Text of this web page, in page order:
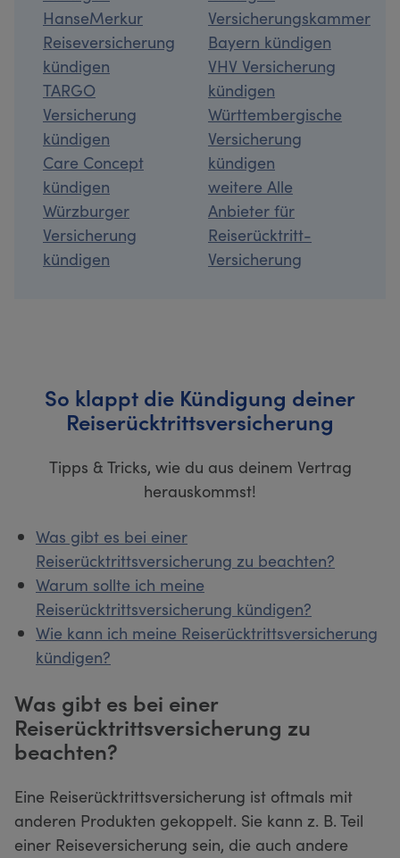
HanseMerkur
Reiseversicherung
kündigen
TARGO
Versicherung
kündigen
Care Concept
kündigen
Würzburger
Versicherung
kündigen
Versicherungskammer
Bayern kündigen
VHV Versicherung
kündigen
Württembergische
Versicherung
kündigen
weitere Alle
Anbieter für
Reiserücktritt-
Versicherung
So klappt die Kündigung deiner
Reiserücktrittsversicherung
Tipps & Tricks, wie du aus deinem Vertrag
herauskommst!
Was gibt es bei einer
Reiserücktrittsversicherung zu beachten?
Warum sollte ich meine
Reiserücktrittsversicherung kündigen?
Wie kann ich meine Reiserücktrittsversicherung
kündigen?
Was gibt es bei einer
Reiserücktrittsversicherung zu
beachten?
Eine Reiserücktrittsversicherung ist oftmals mit
anderen Produkten gekoppelt. Sie kann z. B. Teil
einer Reiseversicherung sein, die auch andere